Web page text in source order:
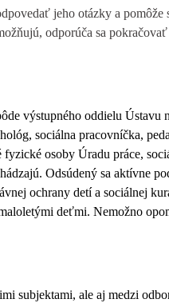
jeho otázky a
odporúča sa
výstupného oddielu Ústavu
sociálna pracovníčka,
osoby Úradu práce,
Odsúdený sa aktívne
ochrany detí a sociálnej
deťmi. Nemožno
subjektami, ale aj medzi